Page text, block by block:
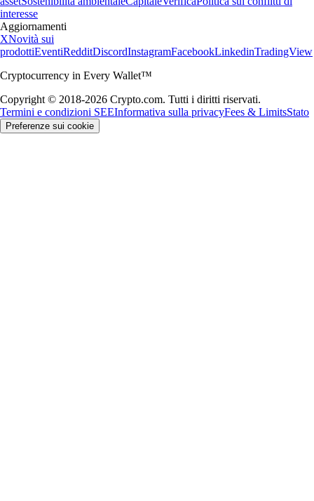
interesse
Aggiornamenti
XNovità sui
prodottiEventiRedditDiscordInstagramFacebookLinkedinTradingView
Cryptocurrency in Every Wallet™
Copyright © 2018-2026 Crypto.com. Tutti i diritti riservati.
Termini e condizioni SEEInformativa sulla privacyFees & LimitsStato
Preferenze sui cookie